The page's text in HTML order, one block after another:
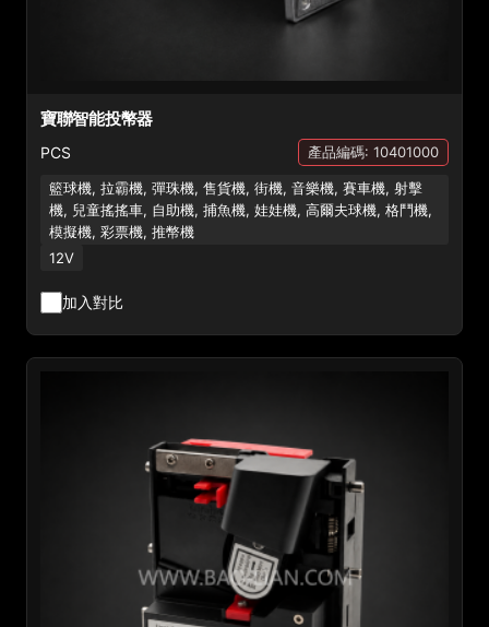
寶聯智能投幣器
PCS 產品編碼: 10401000
籃球機, 拉霸機, 彈珠機, 售貨機, 街機, 音樂機, 賽車機, 射擊
機, 兒童搖搖車, 自助機, 捕魚機, 娃娃機, 高爾夫球機, 格鬥機,
模擬機, 彩票機, 推幣機
12V
加入對比